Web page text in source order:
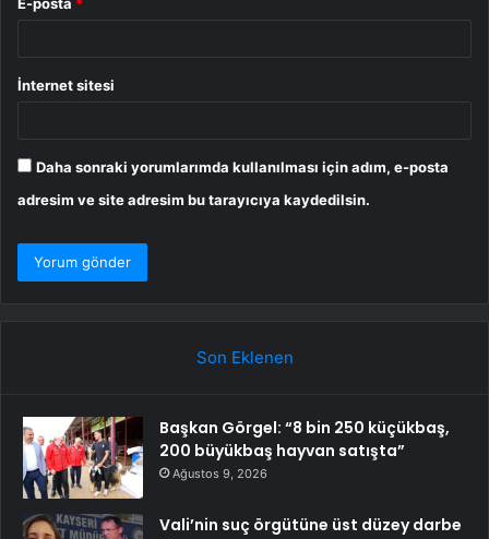
İnternet sitesi
Daha sonraki yorumlarımda kullanılması için adım, e-posta
adresim ve site adresim bu tarayıcıya kaydedilsin.
Son Eklenen
Başkan Görgel: “8 bin 250 küçükbaş,
200 büyükbaş hayvan satışta”
Ağustos 9, 2026
Vali’nin suç örgütüne üst düzey darbe